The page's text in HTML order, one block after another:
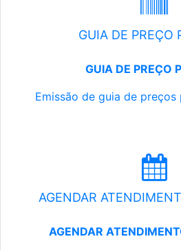
GUIA DE PREÇO
GUIA DE PREÇO
Emissão de guia de
AGENDAR
AGENDAR